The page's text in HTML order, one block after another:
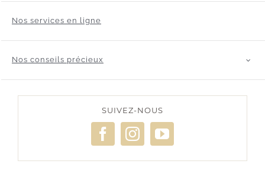
Nos services en ligne
Nos conseils précieux
SUIVEZ-NOUS